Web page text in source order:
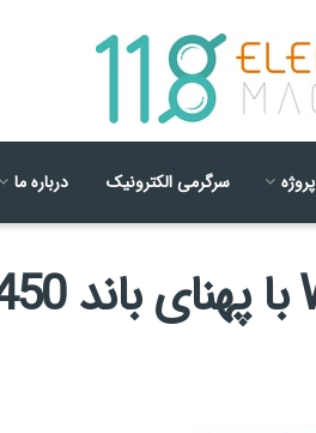
پروژه سرگرمی الکترونیک درباره ما